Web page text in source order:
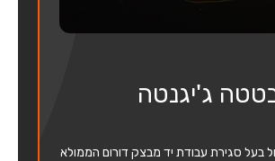
בטטה ג'יגנטה
בעל סגירת עבודת יד מבצק דורום הממולא